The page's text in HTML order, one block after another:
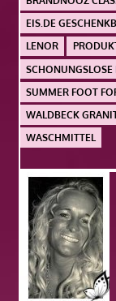
EIS.DE
LENOR
SUMMER FOOT
WALDBECK
WASCHMITTEL